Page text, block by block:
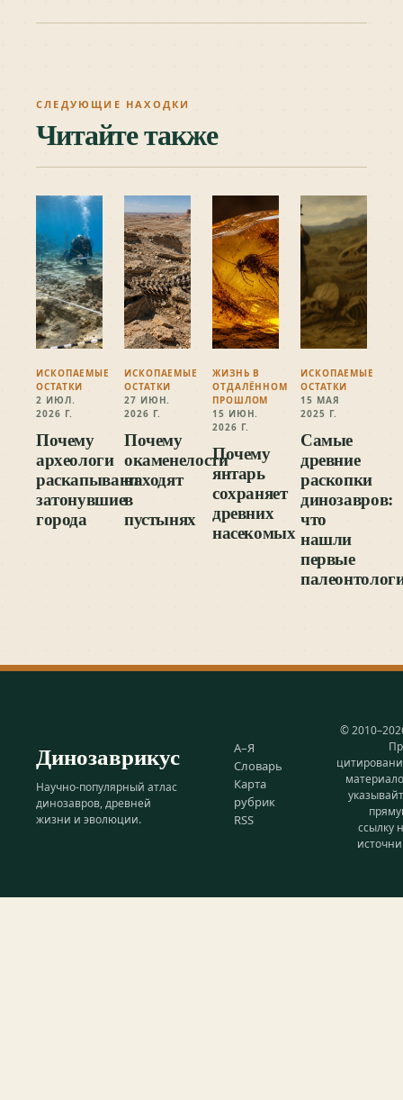
СЛЕДУЮЩИЕ НАХОДКИ
Читайте также
ИСКОПАЕМЫЕ
ОСТАТКИ
2 ИЮЛ.
2026 Г.
Почему
археологи
раскапывают
затонувшие
города
ИСКОПАЕМЫЕ
ОСТАТКИ
27 ИЮН.
2026 Г.
Почему
окаменелости
находят
в
пустынях
ЖИЗНЬ В
ОТДАЛЁННОМ
ПРОШЛОМ
15 ИЮН.
2026 Г.
Почему
янтарь
сохраняет
древних
насекомых
ИСКОПАЕМЫЕ
ОСТАТКИ
15 МАЯ
2025 Г.
Самые
древние
раскопки
динозавров:
что
нашли
первые
Динозаврикус
Научно-популярный атлас
динозавров, древней
жизни и эволюции.
А–Я
Словарь
Карта
рубрик
RSS
©
ссылку